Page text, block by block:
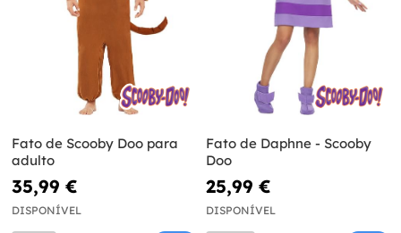
Fato de Scooby Doo para
adulto
35,99 €
DISPONÍVEL
Fato de Daphne - Scooby
Doo
25,99 €
DISPONÍVEL